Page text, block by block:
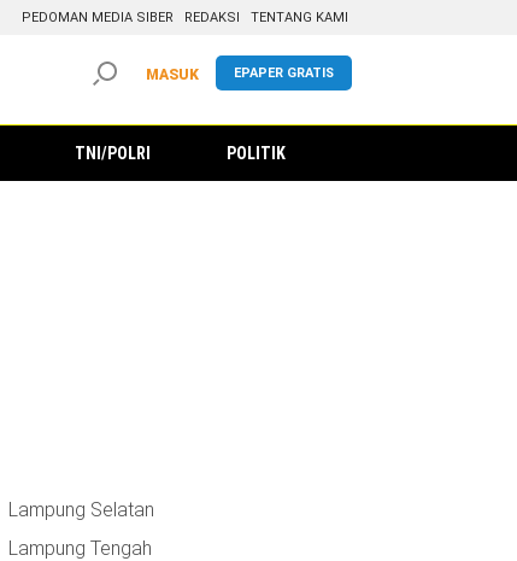
PEDOMAN MEDIA SIBER REDAKSI TENTANG KAMI
EPAPER GRATIS
MASUK
TNI/POLRI POLITIK
Lampung Selatan
Lampung Tengah